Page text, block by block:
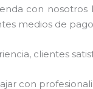
con nosotros
medios de
clientes
con